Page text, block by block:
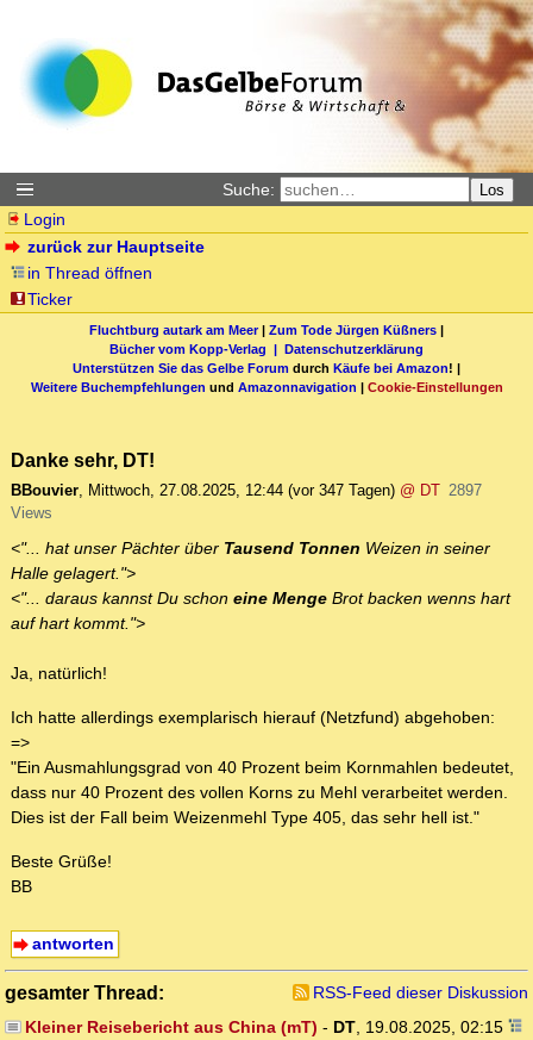
Suche: Los
Login
zurück zur Hauptseite
in Thread öffnen
Ticker
Fluchtburg autark am Meer| Zum Tode Jürgen Küßners |
Bücher vom Kopp-Verlag | Datenschutzerklärung
Unterstützen Sie das Gelbe Forum durch Käufe bei Amazon! |
Weitere Buchempfehlungen und Amazonnavigation | Cookie-Einstellungen
Danke sehr, DT!
BBouvier, Mittwoch, 27.08.2025, 12:44 (vor 347 Tagen) @ DT 2897
Views
<"... hat unser Pächter über Tausend Tonnen Weizen in seiner
Halle gelagert.">
<"... daraus kannst Du schon eine Menge Brot backen wenns hart
auf hart kommt.">
Ja, natürlich!
Ich hatte allerdings exemplarisch hierauf (Netzfund) abgehoben:
=>
"Ein Ausmahlungsgrad von 40 Prozent beim Kornmahlen bedeutet,
dass nur 40 Prozent des vollen Korns zu Mehl verarbeitet werden.
Dies ist der Fall beim Weizenmehl Type 405, das sehr hell ist."
Beste Grüße!
BB
antworten
gesamter Thread:
RSS-Feed dieser Diskussion
Kleiner Reisebericht aus China (mT) - DT, 19.08.2025, 02:15